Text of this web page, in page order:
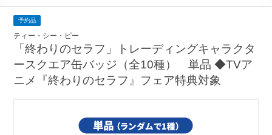
予約品
ティー・シー・ピー
「終わりのセラフ」トレーディングキャラクタ
ースクエア缶バッジ（全10種） 単品 ◆TVア
ニメ『終わりのセラフ』フェア特典対象